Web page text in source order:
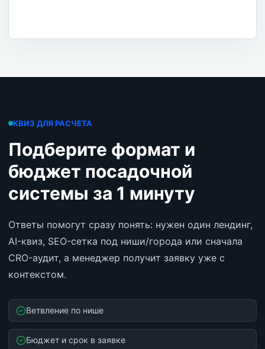
КВИЗ ДЛЯ РАСЧЕТА
Подберите формат и
бюджет посадочной
системы за 1 минуту
Ответы помогут сразу понять: нужен один лендинг,
AI-квиз, SEO-сетка под ниши/города или сначала
CRO-аудит, а менеджер получит заявку уже с
контекстом.
Ветвление по нише
Бюджет и срок в заявке